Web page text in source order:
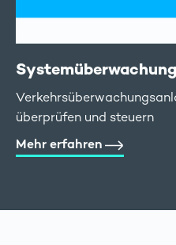
überprüfen und steuern
Mehr erfahren